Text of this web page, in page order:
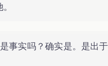
事实吗？确实是。是出